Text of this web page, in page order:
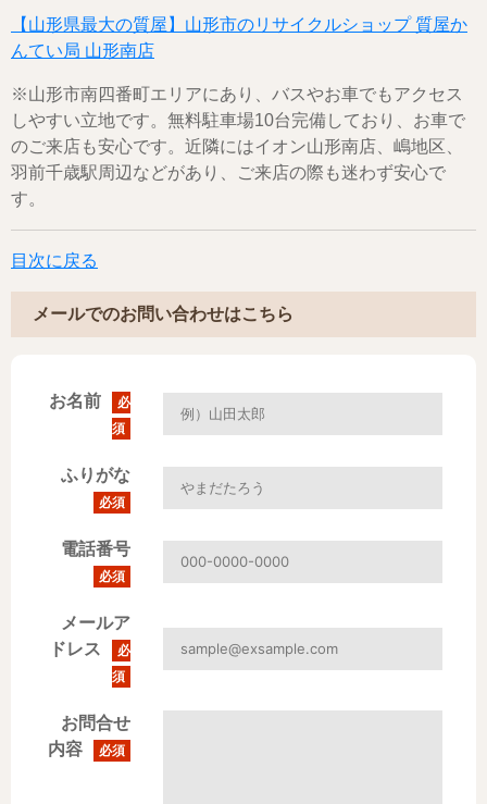
【山形県最大の質屋】山形市のリサイクルショップ 質屋か
んてい局 山形南店
※山形市南四番町エリアにあり、バスやお車でもアクセス
しやすい立地です。無料駐車場10台完備しており、お車で
のご来店も安心です。近隣にはイオン山形南店、嶋地区、
羽前千歳駅周辺などがあり、ご来店の際も迷わず安心で
す。
目次に戻る
メールでのお問い合わせはこちら
お名前
必
須
ふりがな
必須
電話番号
必須
メールア
ドレス
必
須
お問合せ
内容
必須